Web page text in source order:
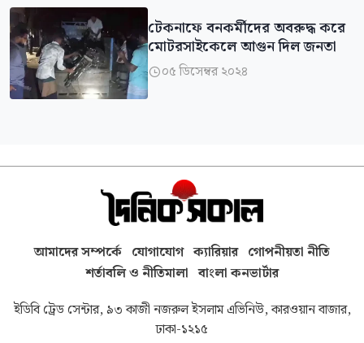
টেকনাফে বনকর্মীদের অবরুদ্ধ করে
মোটরসাইকেলে আগুন দিল জনতা
০৫ ডিসেম্বর ২০২৪
আমাদের সম্পর্কে যোগাযোগ ক্যারিয়ার গোপনীয়তা নীতি
শর্তাবলি ও নীতিমালা বাংলা কনভার্টার
ইডিবি ট্রেড সেন্টার, ৯৩ কাজী নজরুল ইসলাম এভিনিউ, কারওয়ান বাজার,
ঢাকা-১২১৫